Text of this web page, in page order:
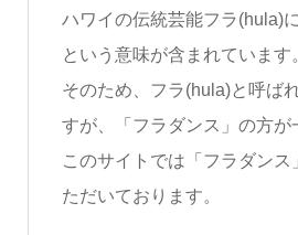
ハワイの伝統芸能フラ(hula)
という意味が含まれています
そのため、フラ(hula)と呼ば
すが、「フラダンス」の方が
このサイトでは「フラダンス
ただいております。